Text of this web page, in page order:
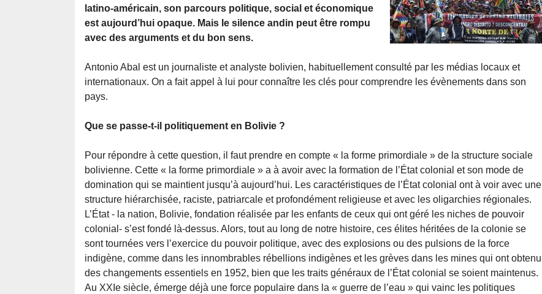
latino-américain, son parcours politique, social et économique
est aujourd’hui opaque. Mais le silence andin peut être rompu
avec des arguments et du bon sens.
Antonio Abal est un journaliste et analyste bolivien, habituellement consulté par les médias locaux et
internationaux. On a fait appel à lui pour connaître les clés pour comprendre les évènements dans son
pays.
Que se passe-t-il politiquement en Bolivie ?
Pour répondre à cette question, il faut prendre en compte « la forme primordiale » de la structure sociale
bolivienne. Cette « la forme primordiale » a à avoir avec la formation de l’État colonial et son mode de
domination qui se maintient jusqu’à aujourd’hui. Les caractéristiques de l’État colonial ont à voir avec une
structure hiérarchisée, raciste, patriarcale et profondément religieuse et avec les oligarchies régionales.
L’État - la nation, Bolivie, fondation réalisée par les enfants de ceux qui ont géré les niches de pouvoir
colonial- s’est fondé là-dessus. Alors, tout au long de notre histoire, ces élites héritées de la colonie se
sont tournées vers l’exercice du pouvoir politique, avec des explosions ou des pulsions de la force
indigène, comme dans les innombrables rébellions indigènes et les grèves dans les mines qui ont obtenu
des changements essentiels en 1952, bien que les traits généraux de l’État colonial se soient maintenus.
Au XXIe siècle, émerge déjà une force populaire dans la « guerre de l’eau » qui vainc les politiques